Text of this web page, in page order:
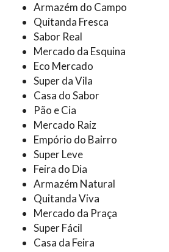
Armazém do Campo
Quitanda Fresca
Sabor Real
Mercado da Esquina
Eco Mercado
Super da Vila
Casa do Sabor
Pão e Cia
Mercado Raiz
Empório do Bairro
Super Leve
Feira do Dia
Armazém Natural
Quitanda Viva
Mercado da Praça
Super Fácil
Casa da Feira